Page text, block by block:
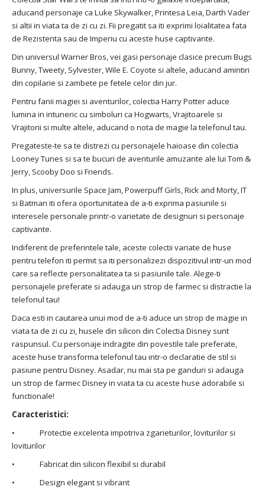
aducand personaje ca Luke Skywalker, Printesa Leia, Darth Vader
si altii in viata ta de zi cu zi. Fii pregatit sa iti exprimi loialitatea fata
de Rezistenta sau de Imperiu cu aceste huse captivante.
Din universul Warner Bros, vei gasi personaje clasice precum Bugs
Bunny, Tweety, Sylvester, Wile E. Coyote si altele, aducand amintiri
din copilarie si zambete pe fetele celor din jur.
Pentru fanii magiei si aventurilor, colectia Harry Potter aduce
lumina in intuneric cu simboluri ca Hogwarts, Vrajitoarele si
Vrajitorii si multe altele, aducand o nota de magie la telefonul tau.
Pregateste-te sa te distrezi cu personajele haioase din colectia
Looney Tunes si sa te bucuri de aventurile amuzante ale lui Tom &
Jerry, Scooby Doo si Friends.
In plus, universurile Space Jam, Powerpuff Girls, Rick and Morty, IT
si Batman iti ofera oportunitatea de a-ti exprima pasiunile si
interesele personale printr-o varietate de designuri si personaje
captivante.
Indiferent de preferintele tale, aceste colectii variate de huse
pentru telefon iti permit sa iti personalizezi dispozitivul intr-un mod
care sa reflecte personalitatea ta si pasiunile tale. Alege-ti
personajele preferate si adauga un strop de farmec si distractie la
telefonul tau!
Daca esti in cautarea unui mod de a-ti aduce un strop de magie in
viata ta de zi cu zi, husele din silicon din Colectia Disney sunt
raspunsul. Cu personaje indragite din povestile tale preferate,
aceste huse transforma telefonul tau intr-o declaratie de stil si
pasiune pentru Disney. Asadar, nu mai sta pe ganduri si adauga
un strop de farmec Disney in viata ta cu aceste huse adorabile si
functionale!
Caracteristici:
• Protectie excelenta impotriva zgarieturilor, loviturilor si
loviturilor
• Fabricat din silicon flexibil si durabil
• Design elegant si vibrant